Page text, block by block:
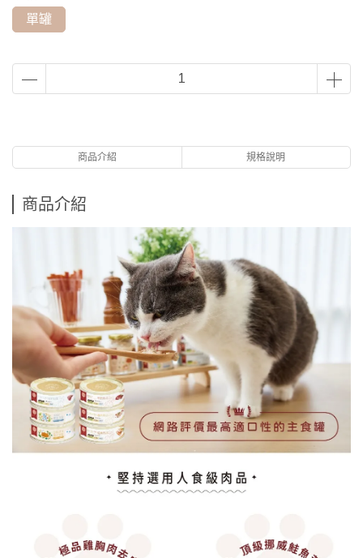
單罐
商品介紹 規格說明
商品介紹